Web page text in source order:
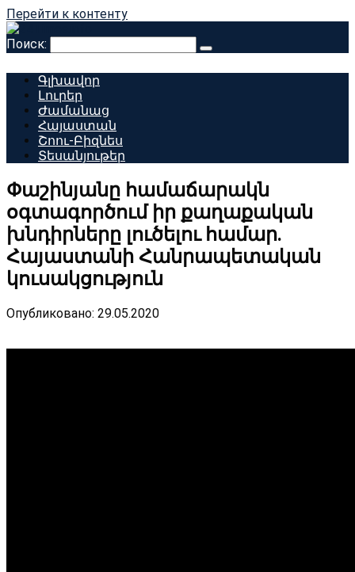
Перейти к контенту
Поиск:
Գլխավոր
Լուրեր
Ժամանաց
Հայաստան
Շոու-Բիզնես
Տեսանյութեր
Փաշինյանը համաճարակն
օգտագործում իր քաղաքական
խնդիրները լուծելու համար.
Հայաստանի Հանրապետական ​​
կուսակցություն
Опубликовано: 29.05.2020